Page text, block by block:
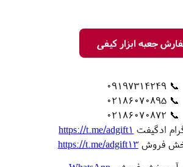
جعبه ابزار کیفی
📞 09197314249
📞 02186070895
📞 02186070872
ادگیفت https://t.me/adgift1
بخش فروشhttps://t.me/adgift13